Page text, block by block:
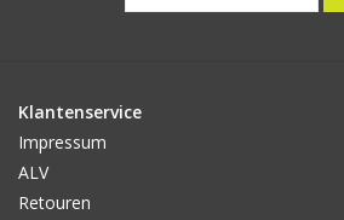
Klantenservice
Impressum
ALV
Retouren